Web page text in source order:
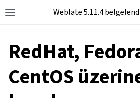
Toggle site navigation sidebar
Weblate 5.11.4
RedHat,
CentOS